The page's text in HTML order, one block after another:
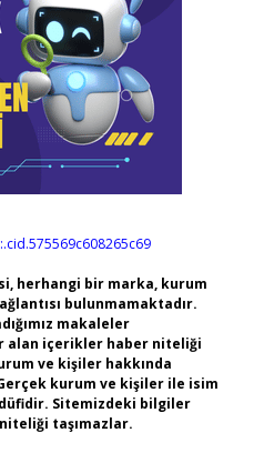
herhangi bir marka, kurum
bulunmamaktadır.
makaleler
alan içerikler haber niteliği
ve kişiler hakkında
kurum ve kişiler ile isim
Sitemizdeki bilgiler
taşımazlar.